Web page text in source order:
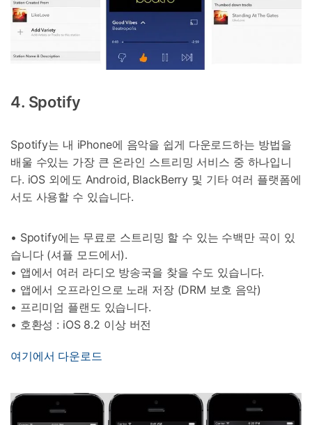
4. Spotify
Spotify는 내 iPhone에 음악을 쉽게 다운로드하는 방법을
배울 수있는 가장 큰 온라인 스트리밍 서비스 중 하나입니
다. iOS 외에도 Android, BlackBerry 및 기타 여러 플랫폼에
서도 사용할 수 있습니다.
• Spotify에는 무료로 스트리밍 할 수 있는 수백만 곡이 있
습니다 (셔플 모드에서).
• 앱에서 여러 라디오 방송국을 찾을 수도 있습니다.
• 앱에서 오프라인으로 노래 저장 (DRM 보호 음악)
• 프리미엄 플랜도 있습니다.
• 호환성 : iOS 8.2 이상 버전
여기에서 다운로드